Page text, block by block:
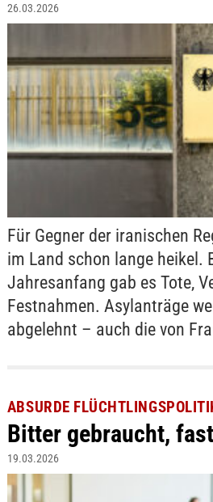
26.03.2026
Für Gegner der iranischen
im Land schon lange heikel.
Jahresanfang gab es Tote,
Festnahmen. Asylanträge
abgelehnt – auch die von
ABSURDE
Bitter gebraucht,
19.03.2026